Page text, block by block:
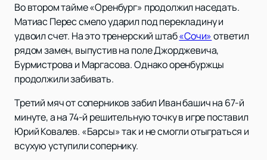
Во втором тайме «Оренбург» продолжил наседать.
Матиас Перес смело ударил под перекладину и
удвоил счет. На это тренерский штаб«Сочи»ответил
рядом замен, выпустив на поле Джорджевича,
Бурмистрова и Маргасова. Однако оренбуржцы
продолжили забивать.
Третий мяч от соперников забил Иван башич на 67-й
минуте, а на 74-й решительную точку в игре поставил
Юрий Ковалев. «Барсы» так и не смогли отыграться и
всухую уступили сопернику.